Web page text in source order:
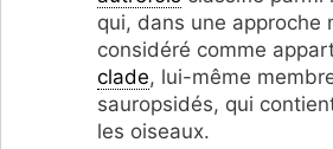
qui, dans une approche
considéré comme
clade, lui-même
sauropsidés, qui
les oiseaux.